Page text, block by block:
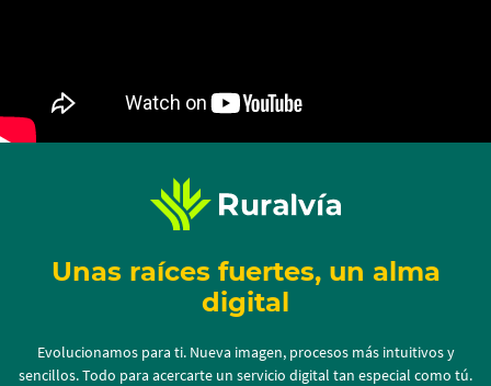
Unas raíces fuertes, un alma
digital
Evolucionamos para ti. Nueva imagen, procesos más intuitivos y
sencillos. Todo para acercarte un servicio digital tan especial como tú.